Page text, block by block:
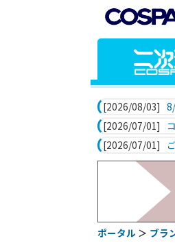
[2026/08/03]
[2026/07/01]
[2026/07/01]
ポータル ＞ ブラ